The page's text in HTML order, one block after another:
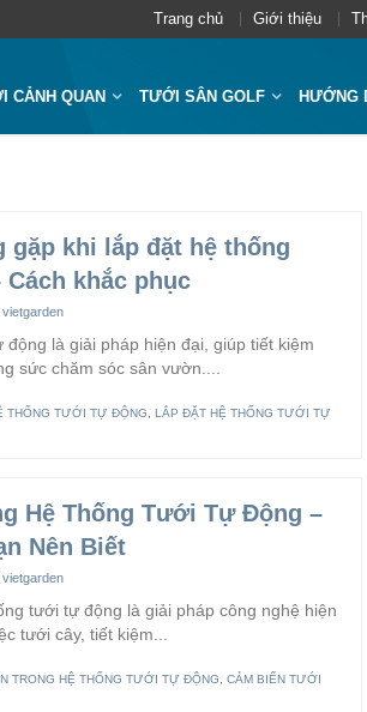
Trang chủ Giới thiệu
CẢNH QUAN TƯỚI SÂN GOLF HƯỚNG
gặp khi lắp đặt hệ thống
khắc phục
vietgarden
là giải pháp hiện đại, giúp tiết kiệm
sức chăm sóc sân vườn....
THỐNG TƯỚI TỰ ĐỘNG
LẮP ĐẶT HỆ THỐNG TƯỚI TỰ
Hệ Thống Tưới Tự Động –
Nên Biết
vietgarden
tưới tự động là giải pháp công nghệ hiện
tưới cây, tiết kiệm...
TRONG HỆ THỐNG TƯỚI TỰ ĐỘNG
CẢM BIẾN TƯỚI